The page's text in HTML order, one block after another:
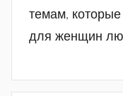
темам, которые
для женщин